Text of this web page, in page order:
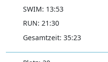
13:53
21:30
35:23